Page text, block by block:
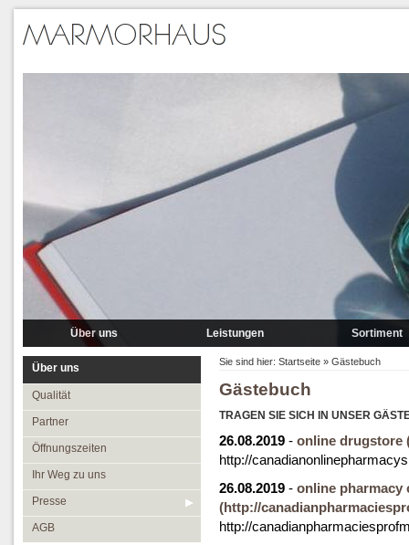
Über uns
Partner
Ihr Weg zu uns
Presse
Leistungen
Lieferung
Verlegung
Sortiment
Marmor
Granit R-Z
Mosaik
Bordüre
Medallions
Über uns
Qualität
Partner
Öffnungszeiten
Ihr Weg zu uns
Presse
AGB
Sie sind hier: Startseite » Gästebuch
Gästebuch
TRAGEN SIE SICH IN UNSER
26.08.2019 - online drugstore
http://
26.08.2019 - online pharmacy
(http://
http://